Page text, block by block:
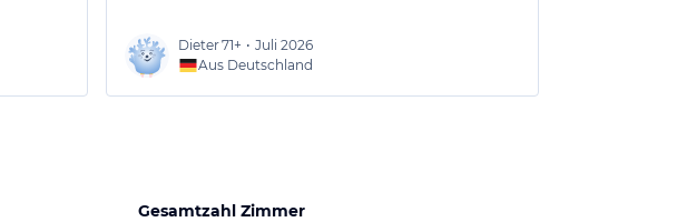
Dieter71+ • Juli 2026
Aus Deutschland
Gesamtzahl Zimmer